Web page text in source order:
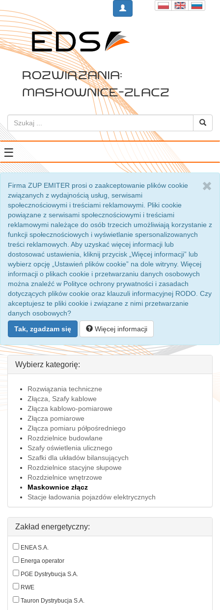
Rozwiązania:
maskownice-zlacz
☰
Firma ZUP EMITER prosi o zaakceptowanie plików cookie
związanych z wydajnością usług, serwisami
społecznościowymi i treściami reklamowymi. Pliki cookie
powiązane z serwisami społecznościowymi i treściami
reklamowymi należące do osób trzecich umożliwiają korzystanie z
funkcji społecznościowych i wyświetlanie spersonalizowanych
treści reklamowych. Aby uzyskać więcej informacji lub
dostosować ustawienia, kliknij przycisk „Więcej informacji” lub
wybierz opcję „Ustawień plików cookie” na dole witryny. Więcej
informacji o plikach cookie i przetwarzaniu danych osobowych
można znaleźć w Polityce ochrony prywatności i zasadach
dotyczących plików cookie oraz klauzuli informacyjnej RODO. Czy
akceptujesz te pliki cookie i związane z nimi przetwarzanie
danych osobowych?
Tak, zgadzam się
Więcej informacji
Wybierz kategorię:
Rozwiązania techniczne
Złącza, Szafy kablowe
Złącza kablowo-pomiarowe
Złącza pomiarowe
Złącza pomiaru półpośredniego
Rozdzielnice budowlane
Szafy oświetlenia ulicznego
Szafki dla układów bilansujących
Rozdzielnice stacyjne słupowe
Rozdzielnice wnętrzowe
Maskownice złącz
Stacje ładowania pojazdów elektrycznych
Zakład energetyczny:
ENEA S.A.
Energa operator
PGE Dystrybucja S.A.
RWE
Tauron Dystrybucja S.A.